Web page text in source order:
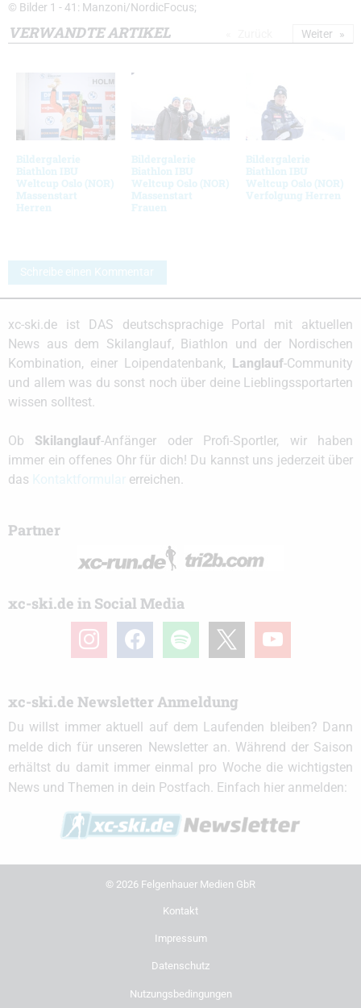
© Bilder 1 - 41: Manzoni/NordicFocus;
VERWANDTE ARTIKEL
Bildergalerie
Biathlon IBU
Weltcup Oslo (NOR)
Massenstart
Herren
Bildergalerie
Biathlon IBU
Weltcup Oslo (NOR)
Massenstart
Frauen
Bildergalerie
Biathlon IBU
Weltcup Oslo (NOR)
Verfolgung Herren
Weiter
Schreibe einen Kommentar
xc-ski.de ist DAS deutschsprachige Portal mit aktuellen
News aus dem Skilanglauf, Biathlon und der Nordischen
Kombination, einer Loipendatenbank,
Langlauf-Community
und allem was du sonst noch über deine Lieblingssportarten
wissen solltest.
Ob Skilanglauf-Anfänger oder Profi-Sportler, wir haben
immer ein offenes Ohr für dich! Du kannst uns jederzeit über
das
erreichen.
Partner
xc-ski.de in Social Media
instagramfacebook spotify youtube
xc-ski.de Newsletter Anmeldung
Du willst immer aktuell auf dem Laufenden bleiben? Dann
melde dich für unseren Newsletter an. Während der Saison
erhältst du damit immer einmal pro Woche die wichtigsten
News und Themen in dein Postfach. Einfach hier anmelden:
© 2026 Felgenhauer Medien GbR
Kontakt
Impressum
Datenschutz
Nutzungsbedingungen